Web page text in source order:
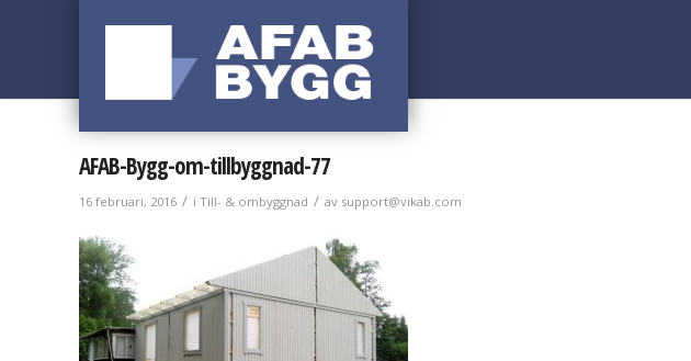
AFAB-Bygg-om-tillbyggnad-77
16 februari, 2016 / i Till- & ombyggnad / av support@vikab.com